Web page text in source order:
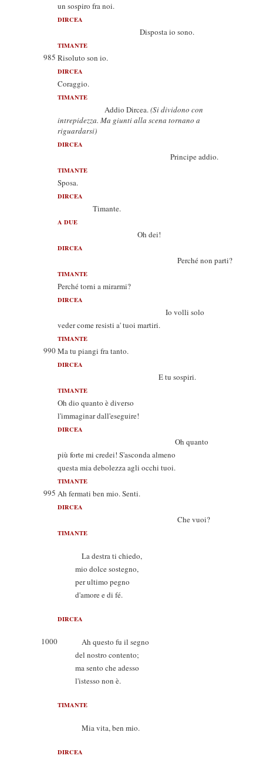
un sospiro fra noi.
DIRCEA
Disposta io sono.
TIMANTE
985 Risoluto son io.
DIRCEA
Coraggio.
TIMANTE
Addio Dircea.(Si dividono con
intrepidezza. Ma giunti alla scena tornano a
riguardarsi)
DIRCEA
Principe addio.
TIMANTE
Sposa.
DIRCEA
Timante.
A DUE
Oh dei!
DIRCEA
Perché non parti?
TIMANTE
Perché torni a mirarmi?
DIRCEA
Io volli solo
veder come resisti a' tuoi martiri.
TIMANTE
990Ma tu piangi fra tanto.
DIRCEA
E tu sospiri.
TIMANTE
Oh dio quanto è diverso
l'immaginar dall'eseguire!
DIRCEA
Oh quanto
più forte mi credei! S'asconda almeno
questa mia debolezza agli occhi tuoi.
TIMANTE
995 Ah fermati ben mio. Senti.
DIRCEA
Che vuoi?
TIMANTE
La destra ti chiedo,
mio dolce sostegno,
per ultimo pegno
d'amore e di fé.
DIRCEA
1000
Ah questo fu il segno
del nostro contento;
ma sento che adesso
l'istesso non è.
TIMANTE
Mia vita, ben mio.
DIRCEA